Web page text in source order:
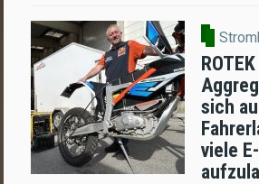
sich
viele